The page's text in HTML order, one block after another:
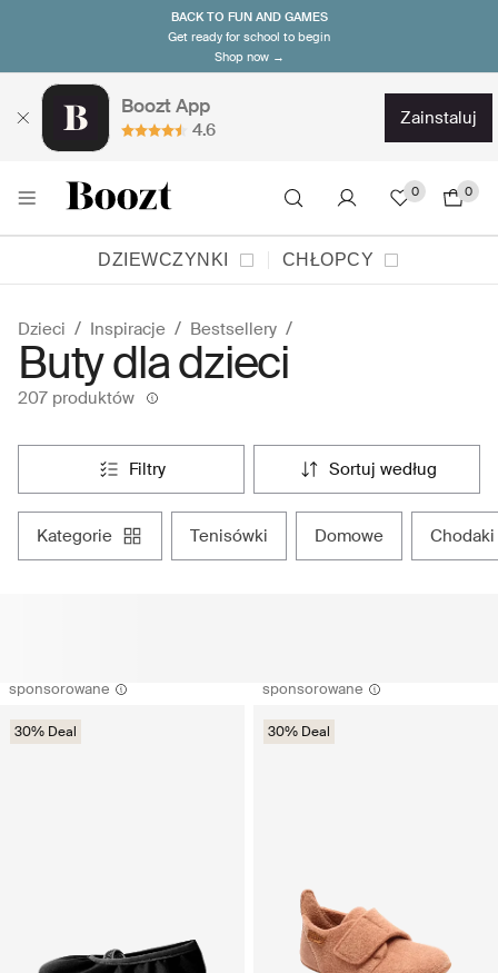
BACK TO FUN AND GAMES
Get ready for school to begin
Shop now →
Boozt App
4.6
zainstaluj
0 0
DZIEWCZYNKI CHŁOPCY
Dzieci Inspiracje Bestsellery
Buty dla dzieci
207 produktów
filtry sortuj według
kategorie tenisówki domowe chodaki
sponsorowane
30% Deal
sponsorowane
30% Deal